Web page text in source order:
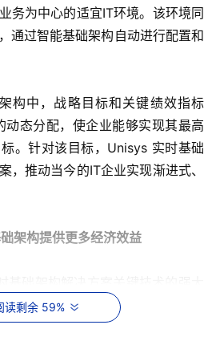
务为中心的适宜IT环境。该环境同
通过智能基础架构自动进行配置和
中，战略目标和关键绩效指标
动态分配，使企业能够实现其最高
。针对该目标，Unisys 实时基础
，推动当今的IT企业实现渐进式、
架构提供更多经济效益
化解决方案利用Unisys的先进技
虚拟化产品，如VMware。
读剩余 59%